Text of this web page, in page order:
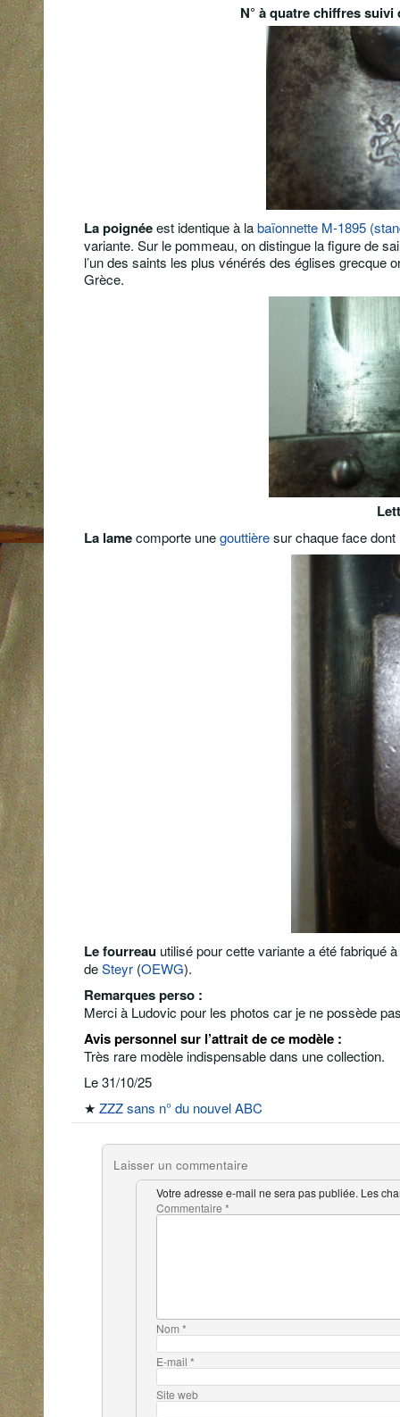
N° à quatre chiffres suivi
La poignéeest identique à labaïonnette M-1895
variante. Sur le pommeau, on distingue la figure de
l’un des saints les plus vénérés des églises grecque
Grèce.
La lamecomporte unegouttièresur chaque face
Le fourreau utilisé pour cette variante a été fabriqué
deSteyr (OEWG).
Remarques perso :
Merci à Ludovic pour les photos car je ne possède
Avis personnel sur l’attrait de ce modèle :
Très rare modèle indispensable dans une collection.
Le 31/10/25
★ ZZZ sans n° du nouvel ABC
Laisser un commentaire
Votre adresse e-mail ne sera pas publiée. Les
Commentaire*
Nom*
E-mail*
Site web